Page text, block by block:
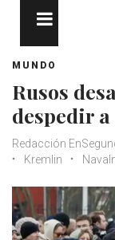
MUNDO
Rusos
despedir
Redacción
Kremlin